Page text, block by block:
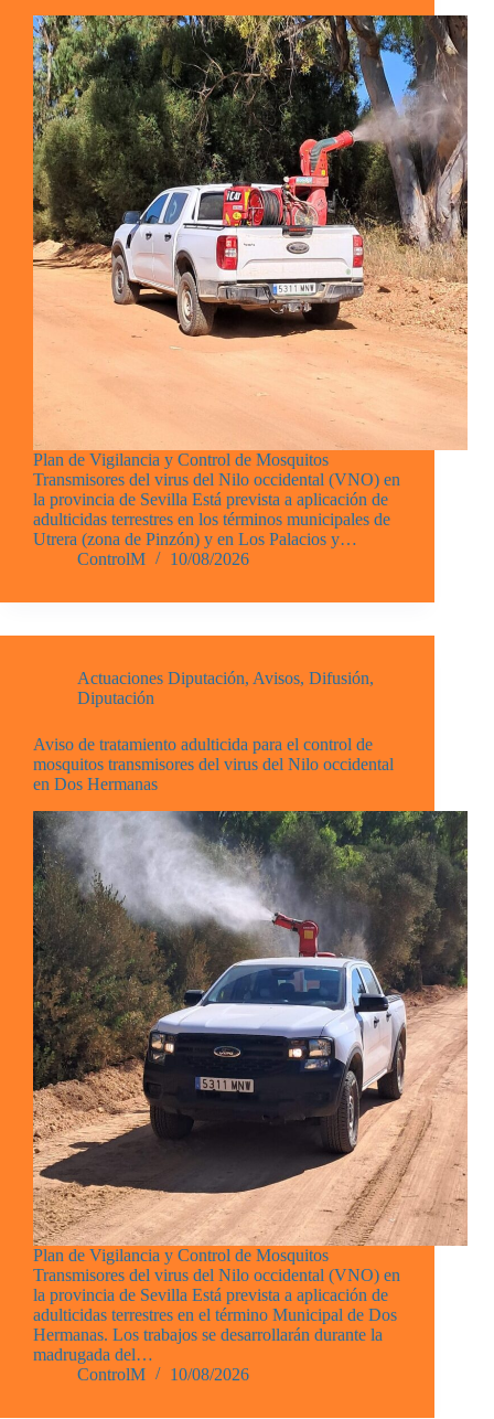
Plan de Vigilancia y Control de Mosquitos
Transmisores del virus del Nilo occidental (VNO) en
la provincia de Sevilla Está prevista a aplicación de
adulticidas terrestres en los términos municipales de
Utrera (zona de Pinzón) y en Los Palacios y…
ControlM
10/08/2026
Actuaciones Diputación, Avisos, Difusión,
Diputación
Aviso de tratamiento adulticida para el control de
mosquitos transmisores del virus del Nilo occidental
en Dos Hermanas
Plan de Vigilancia y Control de Mosquitos
Transmisores del virus del Nilo occidental (VNO) en
la provincia de Sevilla Está prevista a aplicación de
adulticidas terrestres en el término Municipal de Dos
Hermanas. Los trabajos se desarrollarán durante la
madrugada del…
ControlM
10/08/2026